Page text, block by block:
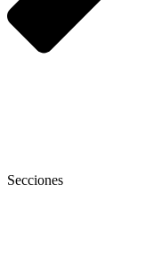
Secciones